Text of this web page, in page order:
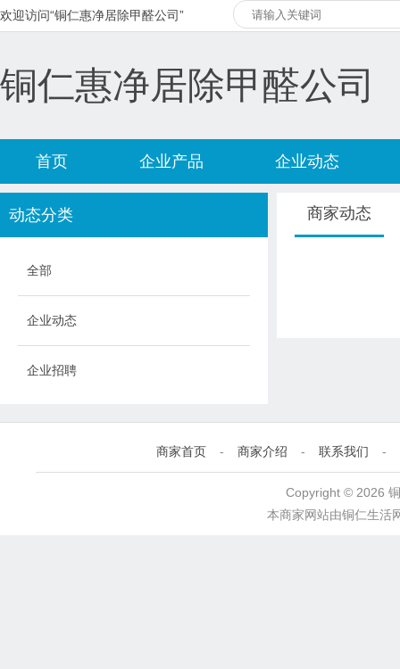
欢迎访问“铜仁惠净居除甲醛公司”
铜仁惠净居除甲醛公司
首页 企业产品 企业动态
动态分类
全部
企业动态
企业招聘
商家动态
商家首页 - 商家介绍 - 联系我们 -
Copyright © 2026
本商家网站由铜仁生活